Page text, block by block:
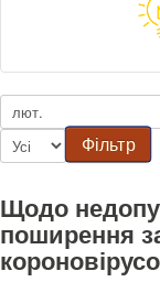
Фільтр
Щодо
поширення